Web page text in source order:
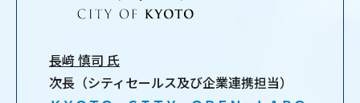
長﨑 慎司 氏
次長（シティセールス及び企業連携担当）